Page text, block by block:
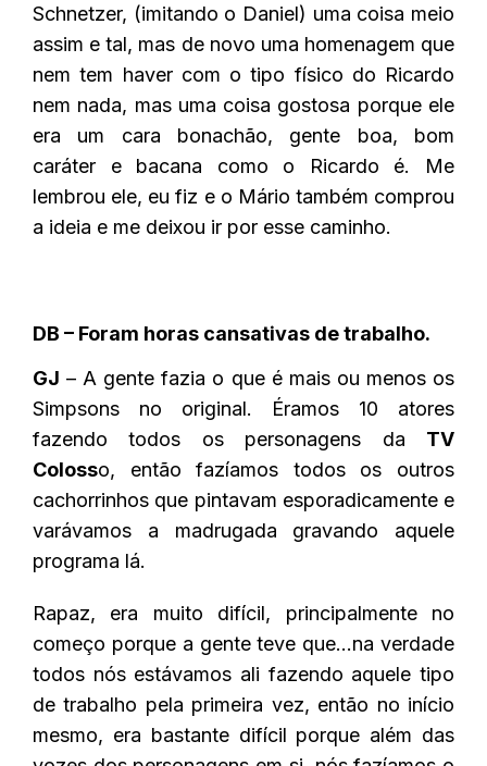
Schnetzer, (imitando o Daniel) uma coisa meio
assim e tal, mas de novo uma homenagem que
nem tem haver com o tipo físico do Ricardo
nem nada, mas uma coisa gostosa porque ele
era um cara bonachão, gente boa, bom
caráter e bacana como o Ricardo é. Me
lembrou ele, eu fiz e o Mário também comprou
a ideia e me deixou ir por esse caminho.
DB – Foram horas cansativas de trabalho.
GJ – A gente fazia o que é mais ou menos os
Simpsons no original. Éramos 10 atores
fazendo todos os personagens da TV
Colosso, então fazíamos todos os outros
cachorrinhos que pintavam esporadicamente e
varávamos a madrugada gravando aquele
programa lá.
Rapaz, era muito difícil, principalmente no
começo porque a gente teve que…na verdade
todos nós estávamos ali fazendo aquele tipo
de trabalho pela primeira vez, então no início
mesmo, era bastante difícil porque além das